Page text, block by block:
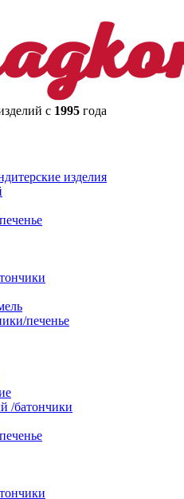
с 1995 года
изделия
печенье
/батончики